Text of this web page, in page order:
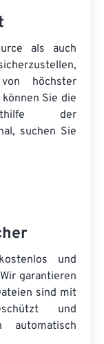
als auch
höchster
Sie die
der
suchen Sie
und
garantieren
sind mit
und